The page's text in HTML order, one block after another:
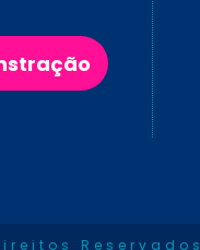
Reservados